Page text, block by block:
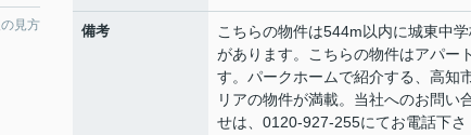
見方 備考
こちらの物件は544m以内に城東中学
があります。こちらの物件はアパー
す。パークホームで紹介する、高知
リアの物件が満載。当社へのお問い
せは、0120-927-255にてお電話下さ